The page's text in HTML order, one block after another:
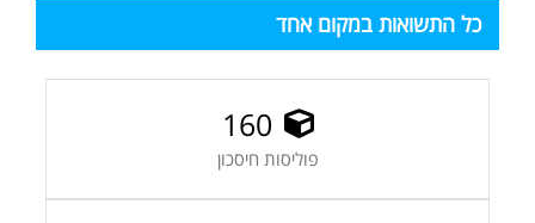
כל התשואות במקום אחד
160
פוליסות חיסכון